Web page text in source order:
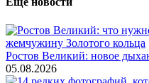
Ростов Великий: новое
05.08.2026